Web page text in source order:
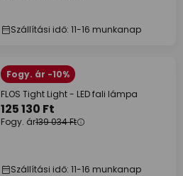
Szállítási idő: 11-16 munkanap
Fogy. ár -10%
FLOS Tight Light - LED fali lámpa
125 130 Ft
Fogy. ár139 034 Ft
Szállítási idő: 11-16 munkanap